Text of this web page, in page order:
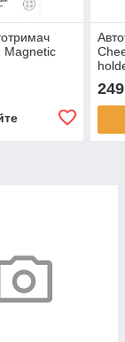
Magnetic
249